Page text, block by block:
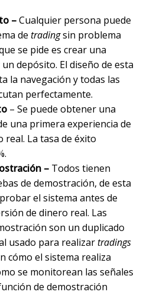
–Cualquier persona puede
de tradingsin problema
se pide es crear una
depósito. El diseño de esta
la navegación y todas las
perfectamente.
– Se puede obtener una
una primera experiencia de
real. La tasa de éxito
– Todos tienen
de demostración, de esta
el sistema antes de
de dinero real. Las
son un duplicado
usado para realizartradings
cómo el sistema realiza
se monitorean las señales
de demostración